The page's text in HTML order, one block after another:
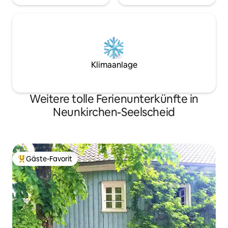
Klimaanlage
Weitere tolle Ferienunterkünfte in
Neunkirchen-Seelscheid
Beliebter Gäste-Favorit.
Gäste-Favorit